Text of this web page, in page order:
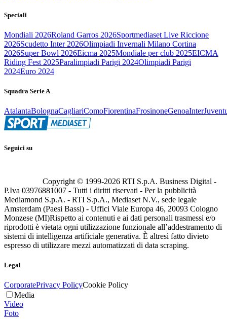
Speciali
Mondiali 2026Roland Garros 2026Sportmediaset Live Riccione
2026Scudetto Inter 2026Olimpiadi Invernali Milano Cortina
2026Super Bowl 2026Eicma 2025Mondiale per club 2025EICMA
Riding Fest 2025Paralimpiadi Parigi 2024Olimpiadi Parigi
2024Euro 2024
Squadra Serie A
AtalantaBolognaCagliariComoFiorentinaFrosinoneGenoaInter
Seguici su
Copyright © 1999-2026 RTI S.p.A. Business Digital -
P.Iva 03976881007 - Tutti i diritti riservati - Per la pubblicità
Mediamond S.p.A. - RTI S.p.A., Mediaset N.V., sede legale
Amsterdam (Paesi Bassi) - Uffici Viale Europa 46, 20093 Cologno
Monzese (MI)Rispetto ai contenuti e ai dati personali trasmessi e/o
riprodotti è vietata ogni utilizzazione funzionale all’addestramento di
sistemi di intelligenza artificiale generativa. È altresì fatto divieto
espresso di utilizzare mezzi automatizzati di data scraping.
Legal
CorporatePrivacy PolicyCookie Policy
Media
Video
Foto